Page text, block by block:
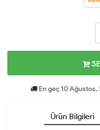
En geç 10
Ürün Bilgileri